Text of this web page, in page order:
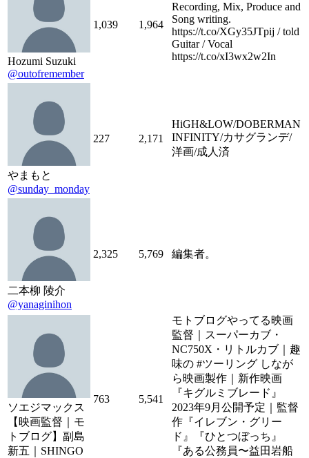
Hozumi Suzuki
@outofremember
1,039 1,964
Recording, Mix, Produce and
Song writing.
https://t.co/XGy35JTpij / told
Guitar / Vocal
https://t.co/xI3wx2w2In
やまもと
@sunday_monday
227 2,171
HiGH&LOW/DOBERMAN
INFINITY/カサグランデ/
洋画/成人済
二本柳 陵介
@yanaginihon
2,325 5,769 編集者。
ソエジマックス
【映画監督｜モ
トブログ】副島
新五｜SHINGO
763 5,541
モトブログやってる映画
監督｜スーパーカブ・
NC750X・リトルカブ｜趣
味の #ツーリング しなが
ら映画製作｜新作映画
『キグルミブレード』
2023年9月公開予定｜監督
作『イレブン・グリー
ド』『ひとつぼっち』
『ある公務員〜益田岩船